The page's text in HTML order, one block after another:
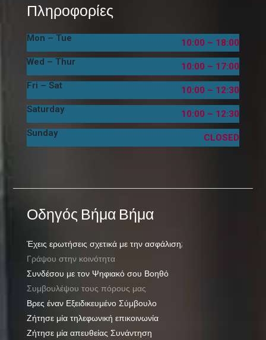
Πληροφορίες
Mon – Tue
10:00 – 18:00
Wed – Thur
10:00 – 17:00
Fri – Sat
10:00 – 12:30
Saturday
10:00 – 12:30
Sunday
CLOSED
Οδηγός Βήμα Βήμα
Έχεις ερωτήσεις σχετικά με την ασφάλιση;
Γράψου στην κοινότητα
Συνδέσου με τον Ψηφιακό σου Βοηθό
Συμβουλέψου τους πόρους μας
Βρες έναν Εξειδικευμένο Σύμβουλο
Ζήτησε μία τηλεφωνική επικοινωνία
Ζήτησε μία απευθείας Συνάντηση